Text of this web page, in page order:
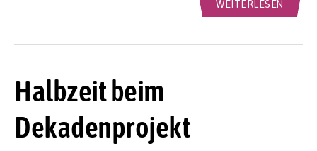
WEITERLESEN
Halbzeit beim
Dekadenprojekt